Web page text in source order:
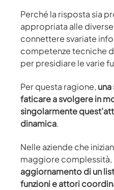
Perché la risposta sia
appropriata alle
connettere svariate
competenze tecniche
per presidiare le varie
Per questa ragione,
faticare a svolgere in
singolarmente
dinamica.
Nelle aziende che
maggiore complessità,
aggiornamento di un
funzioni e attori